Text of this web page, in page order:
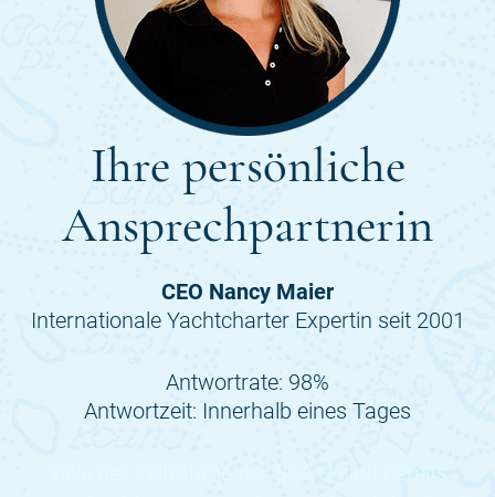
Ihre persönliche
Ansprechpartnerin
CEO Nancy Maier
Internationale Yachtcharter Expertin seit 2001
Antwortrate: 98%
Antwortzeit: Innerhalb eines Tages